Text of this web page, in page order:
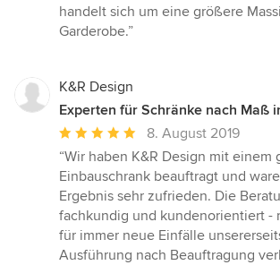
5
Sternen
handelt sich um eine größere
Garderobe.”
K&R Design
Experten für Schränke nach Maß
Durchschnittliche
Bewertung:
5
von
5
Sternen
8. August 2019
“Wir haben K&R Design mit einem
Einbauschrank beauftragt und
Ergebnis sehr zufrieden. Die
fachkundig und kundenorientiert -
für immer neue Einfälle
Ausführung nach Beauftragung